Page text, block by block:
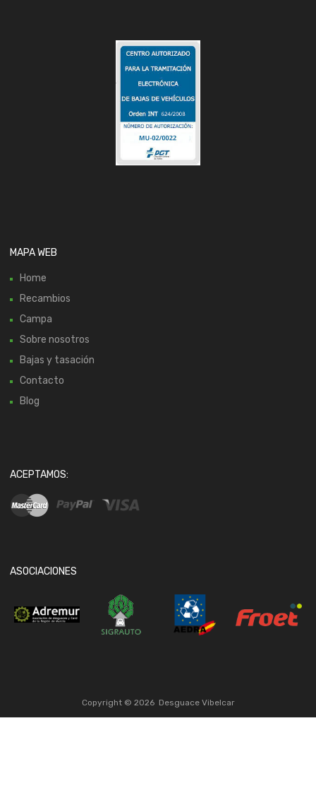
MAPA WEB
Home
Recambios
Campa
Sobre nosotros
Bajas y tasación
Contacto
Blog
ACEPTAMOS:
ASOCIACIONES
Copyright © 2026 Desguace Vibelcar